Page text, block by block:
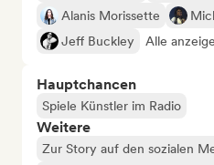
Alanis Morissette
Jeff Buckley
Alle
Hauptchancen
Spiele Künstler im Radio
Weitere
Zur Story auf den sozialen